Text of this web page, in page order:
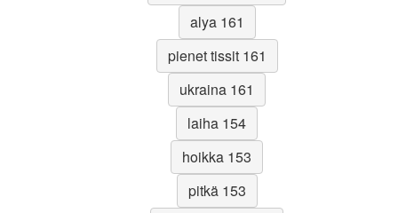
alya 161
pienet tissit 161
ukraina 161
laiha 154
hoikka 153
pitkä 153